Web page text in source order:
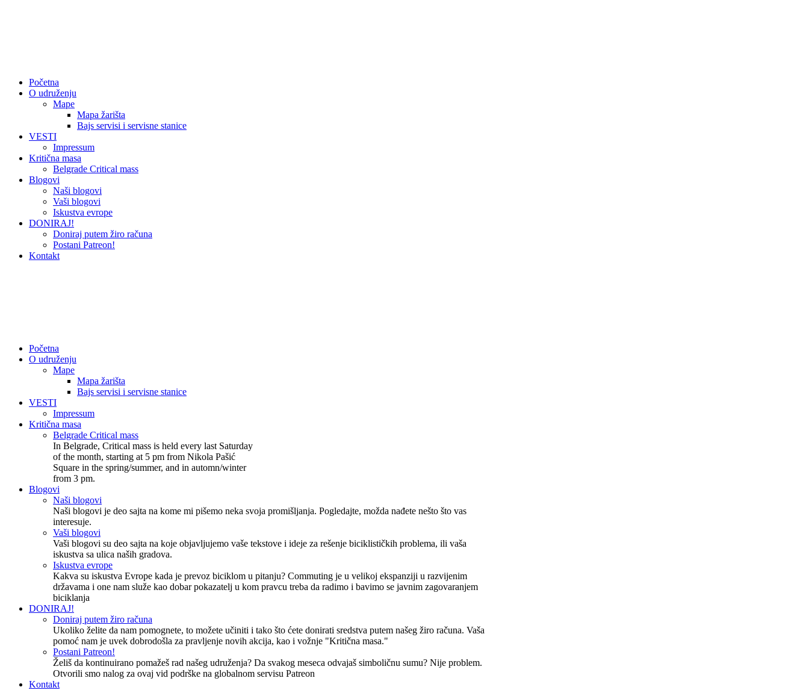
Početna
O udruženju
Mape
Mapa žarišta
Bajs servisi i servisne stanice
VESTI
Impressum
Kritična masa
Belgrade Critical mass
Blogovi
Naši blogovi
Vaši blogovi
Iskustva evrope
DONIRAJ!
Doniraj putem žiro računa
Postani Patreon!
Kontakt
Početna
O udruženju
Mape
Mapa žarišta
Bajs servisi i servisne stanice
VESTI
Impressum
Kritična masa
Belgrade Critical mass
In Belgrade, Critical mass is held every last Saturday
of the month, starting at 5 pm from Nikola Pašić
Square in the spring/summer, and in automn/winter
from 3 pm.
Blogovi
Naši blogovi
Naši blogovi je deo sajta na kome mi pišemo neka svoja promišljanja. Pogledajte, možda nađete nešto što vas
interesuje.
Vaši blogovi
Vaši blogovi su deo sajta na koje objavljujemo vaše tekstove i ideje za rešenje biciklističkih problema, ili vaša
iskustva sa ulica naših gradova.
Iskustva evrope
Kakva su iskustva Evrope kada je prevoz biciklom u pitanju? Commuting je u velikoj ekspanziji u razvijenim
državama i one nam služe kao dobar pokazatelj u kom pravcu treba da radimo i bavimo se javnim zagovaranjem
biciklanja
DONIRAJ!
Doniraj putem žiro računa
Ukoliko želite da nam pomognete, to možete učiniti i tako što ćete donirati sredstva putem našeg žiro računa. Vaša
pomoć nam je uvek dobrodošla za pravljenje novih akcija, kao i vožnje "Kritična masa."
Postani Patreon!
Želiš da kontinuirano pomažeš rad našeg udruženja? Da svakog meseca odvajaš simboličnu sumu? Nije problem.
Otvorili smo nalog za ovaj vid podrške na globalnom servisu Patreon
Kontakt